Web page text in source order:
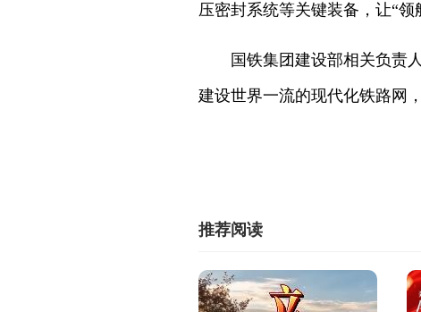
压密封系统等关键装备，让“领
国铁集团建设部相关负责
建设世界一流的现代化铁路网
推荐阅读